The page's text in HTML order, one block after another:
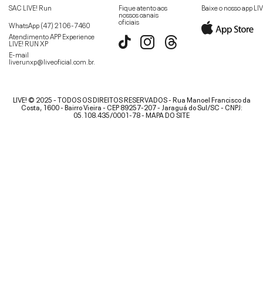
SAC LIVE! Run
WhatsApp(47) 2106-7460
Atendimento APP Experience
LIVE! RUN XP
E-mail
liverunxp@liveoficial.com.br.
Fique atento aos
nossos canais
oficiais
Baixe o nosso app
LIVE! © 2025 - TODOS OS DIREITOS RESERVADOS - Rua Manoel Francisco da
Costa, 1600 - Bairro Vieira - CEP 89257-207 - Jaraguá do Sul/SC - CNPJ:
05.108.435/0001-78 -MAPA DO SITE